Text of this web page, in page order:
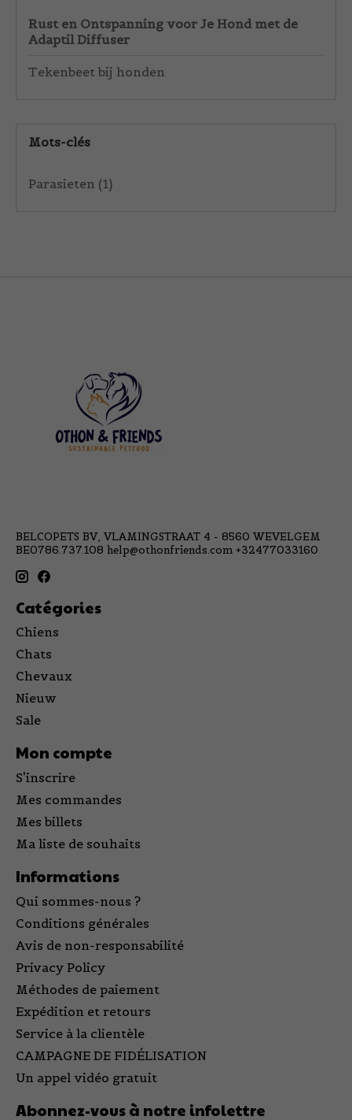
Rust en Ontspanning voor Je Hond met de
Adaptil Diffuser
Tekenbeet bij honden
Mots-clés
Parasieten (1)
BELCOPETS BV, VLAMINGSTRAAT 4 - 8560 WEVELGEM
BE0786.737.108 help@othonfriends.com +32477033160
Catégories
Chiens
Chats
Chevaux
Nieuw
Sale
Mon compte
S'inscrire
Mes commandes
Mes billets
Ma liste de souhaits
Informations
Qui sommes-nous ?
Conditions générales
Avis de non-responsabilité
Privacy Policy
Méthodes de paiement
Expédition et retours
Service à la clientèle
CAMPAGNE DE FIDÉLISATION
Un appel vidéo gratuit
Abonnez-vous à notre infolettre